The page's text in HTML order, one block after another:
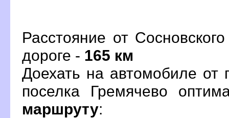
Расстояние от
дороге - 165 км
Доехать на автомобиле от
поселка Гремячево
маршруту: